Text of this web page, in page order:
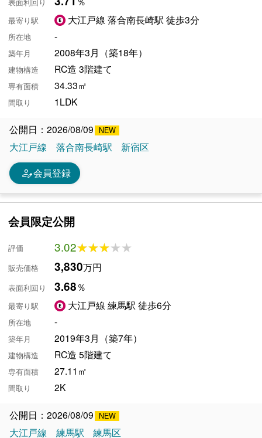
表面利回り
最寄り駅 大江戸線 落合南長崎駅 徒歩3分
所在地 -
築年月 2008年3月（築18年）
建物構造 RC造 3階建て
専有面積 34.33㎡
間取り 1LDK
公開日：2026/08/09
大江戸線
落合南長崎駅 新宿区
person_edit会員登録
会員限定公開
評価 3.02★★★★★
★★★★★
販売価格 3,830万円
表面利回り 3.68％
最寄り駅 大江戸線 練馬駅 徒歩6分
所在地 -
築年月 2019年3月（築7年）
建物構造 RC造 5階建て
専有面積 27.11㎡
間取り 2K
公開日：2026/08/09
大江戸線
練馬駅 練馬区